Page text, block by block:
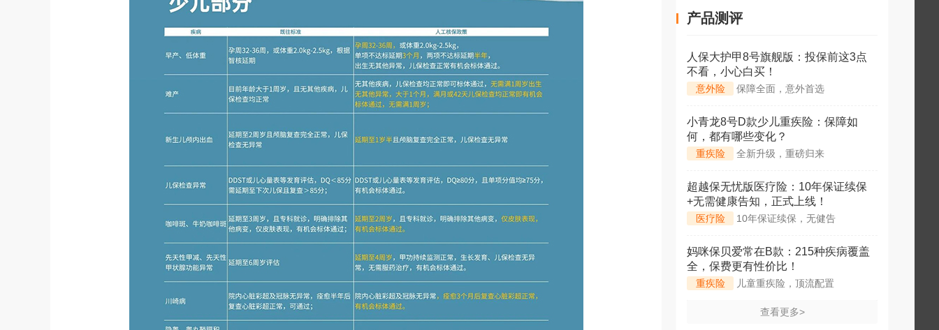
产品测评
人保大护甲8号旗舰版：投保前这3点
不看，小心白买！
意外险 保障全面，意外首选
小青龙8号D款少儿重疾险：保障如
何，都有哪些变化？
重疾险 全新升级，重磅归来
超越保无忧版医疗险：10年保证续保
+无需健康告知，正式上线！
医疗险 10年保证续保，无健告
妈咪保贝爱常在B款：215种疾病覆盖
全，保费更有性价比！
重疾险 儿童重疾险，顶流配置
查看更多>